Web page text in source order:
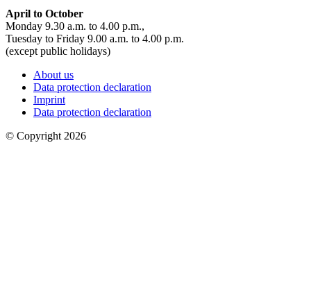
April to October
Monday 9.30 a.m. to 4.00 p.m.,
Tuesday to Friday 9.00 a.m. to 4.00 p.m.
(except public holidays)
About us
Data protection declaration
Imprint
Data protection declaration
© Copyright 2026